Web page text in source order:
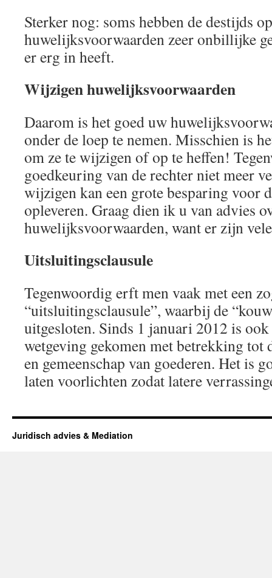
Sterker nog: soms hebben de destijds
huwelijksvoorwaarden zeer onbillijke
er erg in heeft.
Wijzigen huwelijksvoorwaarden
Daarom is het goed uw
onder de loep te nemen. Misschien is
om ze te wijzigen of op te heffen!
goedkeuring van de rechter niet meer
wijzigen kan een grote besparing voor
opleveren. Graag dien ik u van advies
huwelijksvoorwaarden, want er zijn
Uitsluitingsclausule
Tegenwoordig erft men vaak met een
“uitsluitingsclausule”, waarbij de
uitgesloten. Sinds 1 januari 2012 is
wetgeving gekomen met betrekking tot
en gemeenschap van goederen. Het is
laten voorlichten zodat latere
Juridisch advies & Mediation